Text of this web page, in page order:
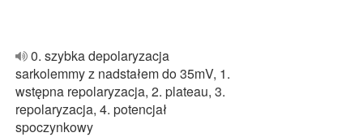
0. szybka depolaryzacja
sarkolemmy z nadstałem do 35mV, 1.
wstępna repolaryzacja, 2. plateau, 3.
repolaryzacja, 4. potencjał
spoczynkowy